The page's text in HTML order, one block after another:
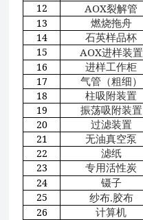
12 AOX裂解管
13
燃烧拖舟
14 石英样品杯
15 AOX进样装置
16 进样工作柜
17 气管（粗细）
18 柱吸附装置
19 振荡吸附装置
20 过滤装置
21
无油真空泵
22 滤纸
23 专用活性炭
24 镊子
25 纱布.胶布
26 计算机